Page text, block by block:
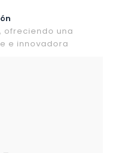
ofreciendo una
e innovadora